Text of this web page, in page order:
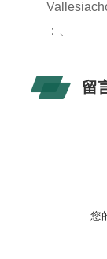
：、
留
您